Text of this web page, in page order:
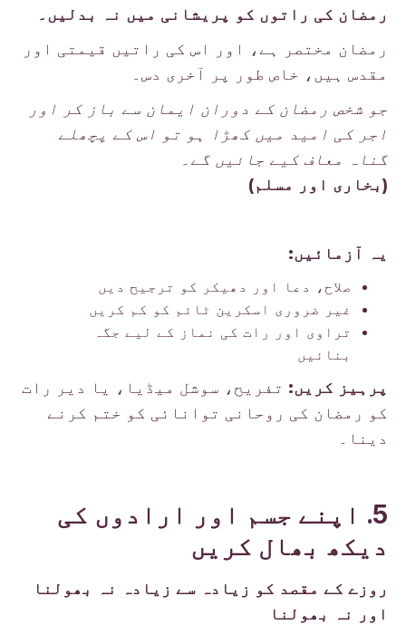
رمضان کی راتوں کو پریشانی میں نہ بدلیں۔
رمضان مختصر ہے، اور اس کی راتیں قیمتی اور
مقدس ہیں، خاص طور پر آخری دس۔
جو شخص رمضان کے دوران ایمان سے باز کر اور
اجر کی امید میں کھڑا ہو تو اس کے پچھلے
گناہ معاف کیے جائیں گے۔
(بخاری اور مسلم)
یہ آزمائیں:
صلاح، دعا اور دھیکر کو ترجیح دیں
غیر ضروری اسکرین ٹائم کو کم کریں
تراوی اور رات کی نماز کے لیے جگہ
بنائیں
پرہیز کریں:تفریح، سوشل میڈیا، یا دیر رات
کو رمضان کی روحانی توانائی کو ختم کرنے
دینا۔
5. اپنے جسم اور ارادوں کی
دیکھ بھال کریں
روزے کے مقصد کو زیادہ سے زیادہ نہ بھولنا
اور نہ بھولنا